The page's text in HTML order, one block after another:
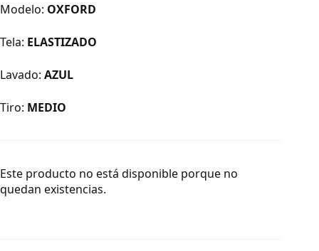
Modelo: OXFORD
Tela: ELASTIZADO
Lavado: AZUL
Tiro: MEDIO
Este producto no está disponible porque no
quedan existencias.